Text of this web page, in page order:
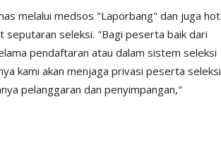
melalui medsos "Laporbang" dan juga hot
seleksi. "Bagi peserta baik dari
pendaftaran atau dalam sistem seleksi
kami akan menjaga privasi peserta seleksi
pelanggaran dan penyimpangan,"
BERANDA